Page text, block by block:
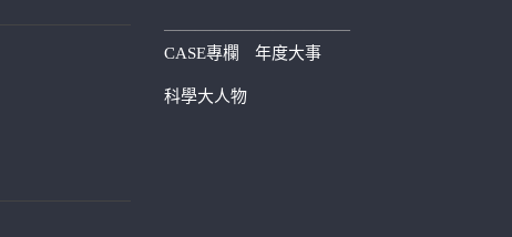
————————————
CASE專欄 年度大事
科學大人物